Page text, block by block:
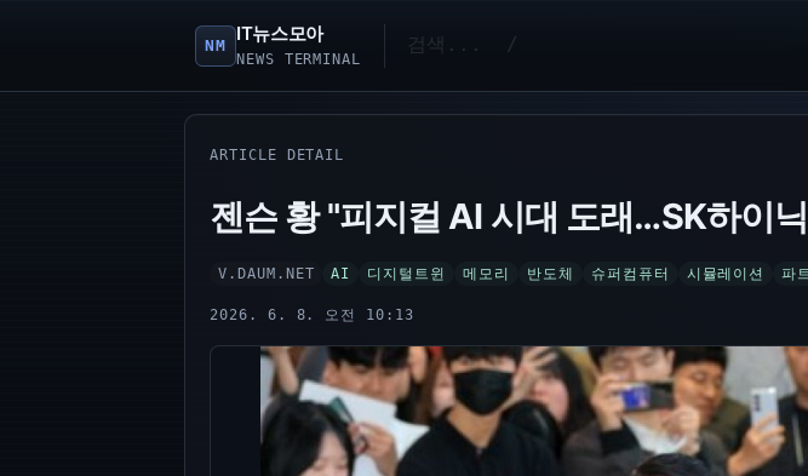
NM IT뉴스모아
NEWS TERMINAL
ARTICLE DETAIL
젠슨 황 "피지컬 AI 시대 도래…SK하이
V.DAUM.NET AI 디지털트윈 메모리 반도체 슈퍼컴퓨터 시뮬레이션 파
2026. 6. 8. 오전 10:13